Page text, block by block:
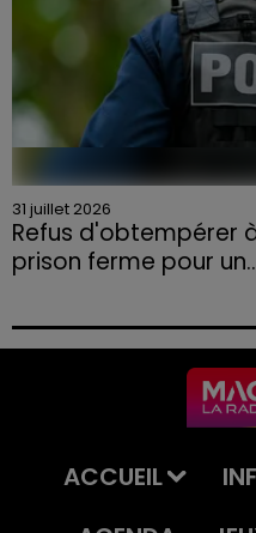
31 juillet 2026
Refus d'obtempérer
prison ferme pour
permis et la confiscation
ACCUEIL